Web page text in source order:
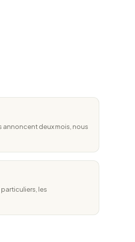
annoncent deux mois, nous
les